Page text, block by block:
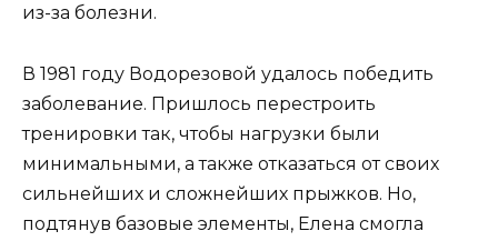
из-за болезни.
В 1981 году Водорезовой удалось победить
заболевание. Пришлось перестроить
тренировки так, чтобы нагрузки были
минимальными, а также отказаться от своих
сильнейших и сложнейших прыжков. Но,
подтянув базовые элементы, Елена смогла